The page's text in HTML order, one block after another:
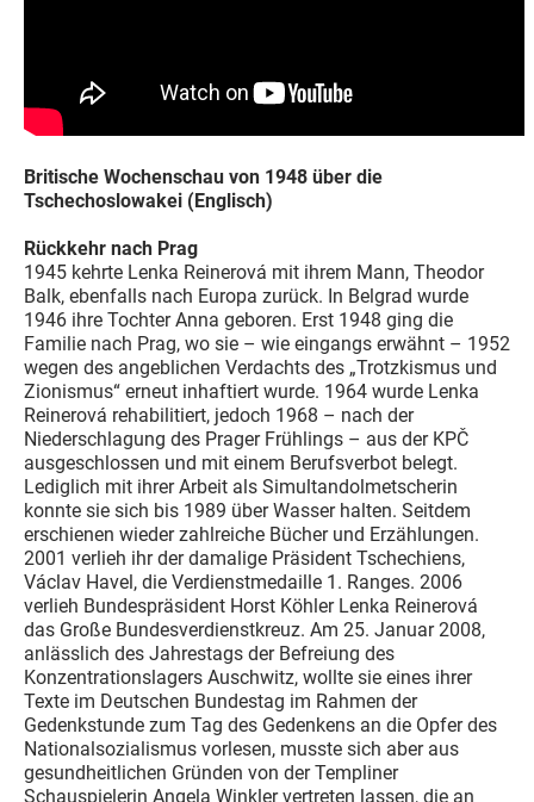
Britische Wochenschau von 1948 über die
Tschechoslowakei (Englisch)
Rückkehr nach Prag
1945 kehrte Lenka Reinerová mit ihrem Mann, Theodor
Balk, ebenfalls nach Europa zurück. In Belgrad wurde
1946 ihre Tochter Anna geboren. Erst 1948 ging die
Familie nach Prag, wo sie – wie eingangs erwähnt – 1952
wegen des angeblichen Verdachts des „Trotzkismus und
Zionismus“ erneut inhaftiert wurde. 1964 wurde Lenka
Reinerová rehabilitiert, jedoch 1968 – nach der
Niederschlagung des Prager Frühlings – aus der KPČ
ausgeschlossen und mit einem Berufsverbot belegt.
Lediglich mit ihrer Arbeit als Simultandolmetscherin
konnte sie sich bis 1989 über Wasser halten. Seitdem
erschienen wieder zahlreiche Bücher und Erzählungen.
2001 verlieh ihr der damalige Präsident Tschechiens,
Václav Havel, die Verdienstmedaille 1. Ranges. 2006
verlieh Bundespräsident Horst Köhler Lenka Reinerová
das Große Bundesverdienstkreuz. Am 25. Januar 2008,
anlässlich des Jahrestags der Befreiung des
Konzentrationslagers Auschwitz, wollte sie eines ihrer
Texte im Deutschen Bundestag im Rahmen der
Gedenkstunde zum Tag des Gedenkens an die Opfer des
Nationalsozialismus vorlesen, musste sich aber aus
gesundheitlichen Gründen von der Templiner
Schauspielerin Angela Winkler vertreten lassen, die an